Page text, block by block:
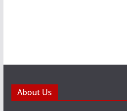
About Us